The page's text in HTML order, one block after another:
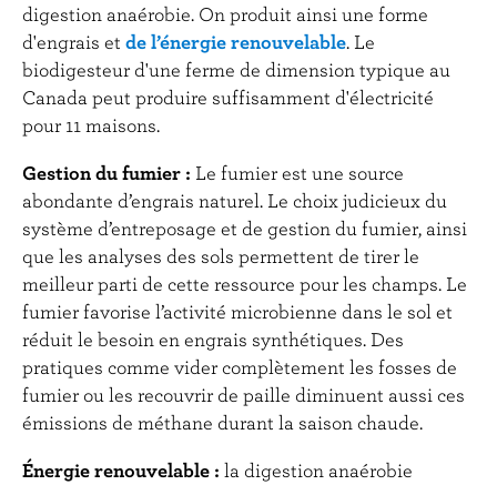
digestion anaérobie. On produit ainsi une forme
d'engrais et de l’énergie renouvelable. Le
biodigesteur d'une ferme de dimension typique au
Canada peut produire suffisamment d'électricité
pour 11 maisons.
Gestion du fumier : Le fumier est une source
abondante d’engrais naturel. Le choix judicieux du
système d’entreposage et de gestion du fumier, ainsi
que les analyses des sols permettent de tirer le
meilleur parti de cette ressource pour les champs. Le
fumier favorise l’activité microbienne dans le sol et
réduit le besoin en engrais synthétiques. Des
pratiques comme vider complètement les fosses de
fumier ou les recouvrir de paille diminuent aussi ces
émissions de méthane durant la saison chaude.
Énergie renouvelable : la digestion anaérobie